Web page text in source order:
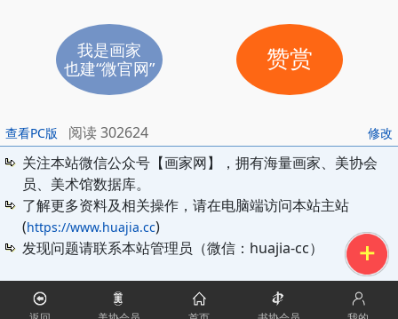
我是画家
也建“微官网”
赞赏
修改
查看PC版
阅读 302624
关注本站微信公众号【画家网】，拥有海量画家、美协会
员、美术馆数据库。
了解更多资料及相关操作，请在电脑端访问本站主站
(https://www.huajia.cc)
发现问题请联系本站管理员（微信：huajia-cc）